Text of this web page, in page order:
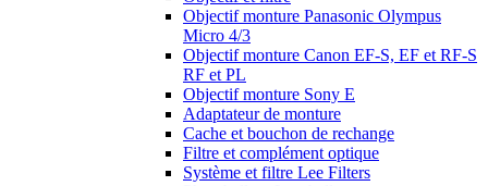
Objectif monture Panasonic Olympus
Micro 4/3
Objectif monture Canon EF-S, EF et RF-S
RF et PL
Objectif monture Sony E
Adaptateur de monture
Cache et bouchon de rechange
Filtre et complément optique
Système et filtre Lee Filters